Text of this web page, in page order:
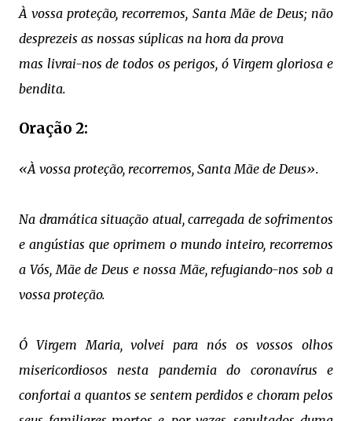
À vossa proteção, recorremos, Santa Mãe de Deus; não
desprezeis as nossas súplicas na hora da prova
mas livrai-nos de todos os perigos, ó Virgem gloriosa e
bendita.
Oração 2:
«À vossa proteção, recorremos, Santa Mãe de Deus».
Na dramática situação atual, carregada de sofrimentos
e angústias que oprimem o mundo inteiro, recorremos
a Vós, Mãe de Deus e nossa Mãe, refugiando-nos sob a
vossa proteção.
Ó Virgem Maria, volvei para nós os vossos olhos
misericordiosos nesta pandemia do coronavírus e
confortai a quantos se sentem perdidos e choram pelos